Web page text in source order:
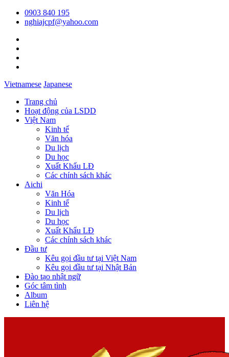
0903 840 195
nghiajcpf@yahoo.com
Vietnamese Japanese
Trang chủ
Hoạt động của LSDD
Việt Nam
Kinh tế
Văn hóa
Du lịch
Du học
Xuất Khẩu LĐ
Các chính sách khác
Aichi
Văn Hóa
Kinh tế
Du lịch
Du học
Xuất Khẩu LĐ
Các chính sách khác
Đầu tư
Kêu gọi đầu tư tại Việt Nam
Kêu gọi đầu tư tại Nhật Bản
Đào tạo nhật ngữ
Góc tâm tình
Album
Liên hệ